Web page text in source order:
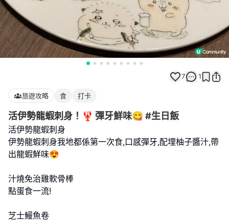
7 1
旅遊攻略 食 打卡
活伊勢龍蝦刺身！🦞 彈牙鮮味😋 #生日飯
活伊勢龍蝦刺身
伊勢龍蝦刺身我地都係第一次食,口感彈牙,配埋柚子醬汁,帶
出龍蝦鮮味😍
汁燒免治雞軟骨棒
點蛋食一流!
芝士鰻魚卷